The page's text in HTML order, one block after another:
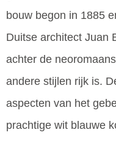
bouw begon in 1885
Duitse architect Juan
achter de
andere stijlen rijk is.
aspecten van het
prachtige wit blauwe